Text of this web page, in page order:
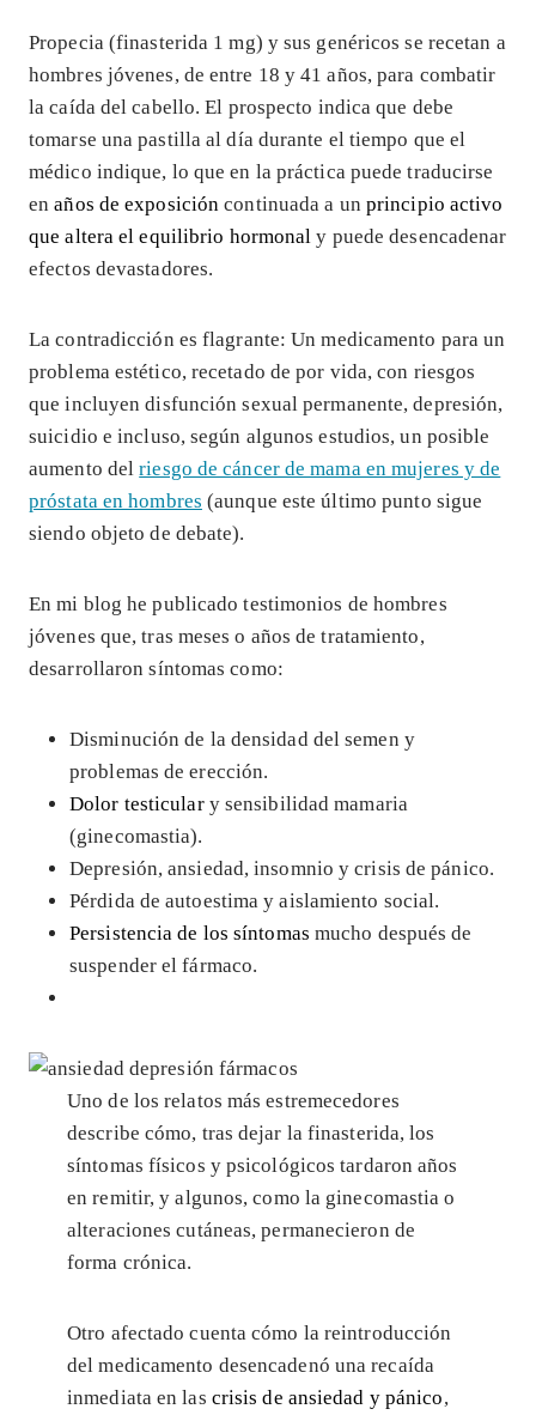
Propecia (finasterida 1 mg) y sus genéricos se recetan a
hombres jóvenes, de entre 18 y 41 años, para combatir
la caída del cabello. El prospecto indica que debe
tomarse una pastilla al día durante el tiempo que el
médico indique, lo que en la práctica puede traducirse
enaños de exposición continuada a un principio activo
que altera el equilibrio hormonal y puede desencadenar
efectos devastadores.
La contradicción es flagrante: Un medicamento para un
problema estético, recetado de por vida, con riesgos
que incluyen disfunción sexual permanente, depresión,
suicidio e incluso, según algunos estudios, un posible
aumento delriesgo de cáncer de mama en mujeres y de
próstata en hombres (aunque este último punto sigue
siendo objeto de debate).
En mi blog he publicado testimonios de hombres
jóvenes que, tras meses o años de tratamiento,
desarrollaron síntomas como:
Disminución de la densidad del semen y
problemas de erección.
Dolor testiculary sensibilidad mamaria
(ginecomastia).
Depresión, ansiedad, insomnio y crisis de pánico.
Pérdida de autoestima y aislamiento social.
Persistencia de los síntomas mucho después de
suspender el fármaco.
Uno de los relatos más estremecedores
describe cómo, tras dejar la finasterida, los
síntomas físicos y psicológicos tardaron años
en remitir, y algunos, como la ginecomastia o
alteraciones cutáneas, permanecieron de
forma crónica.
Otro afectado cuenta cómo la reintroducción
del medicamento desencadenó una recaída
inmediata en las crisis de ansiedad y pánico,